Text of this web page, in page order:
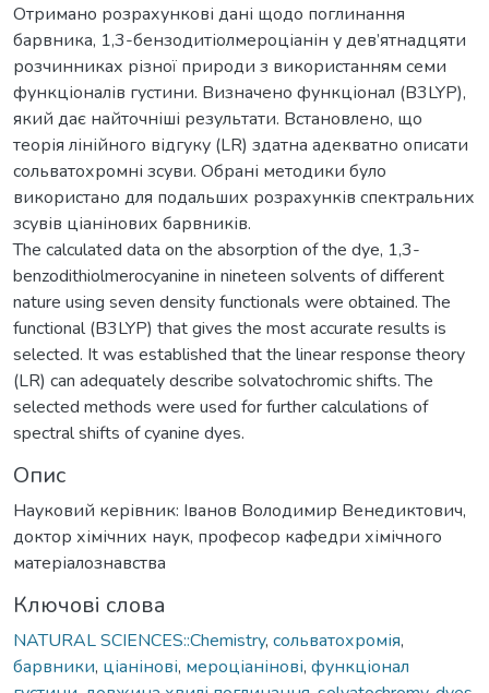
Отримано розрахункові дані щодо поглинання
барвника, 1,3-бензодитіолмероціанін у дев’ятнадцяти
розчинниках різної природи з використанням семи
функціоналів густини. Визначено функціонал (B3LYP),
який дає найточніші результати. Встановлено, що
теорія лінійного відгуку (LR) здатна адекватно описати
сольватохромні зсуви. Обрані методики було
використано для подальших розрахунків спектральних
зсувів ціанінових барвників.
The calculated data on the absorption of the dye, 1,3-
benzodithiolmerocyanine in nineteen solvents of different
nature using seven density functionals were obtained. The
functional (B3LYP) that gives the most accurate results is
selected. It was established that the linear response theory
(LR) can adequately describe solvatochromic shifts. The
selected methods were used for further calculations of
spectral shifts of cyanine dyes.
Опис
Науковий керівник: Іванов Володимир Венедиктович,
доктор хімічних наук, професор кафедри хімічного
матеріалознавства
Ключові слова
NATURAL SCIENCES::Chemistry, сольватохромія,
барвники, ціанінові, мерoціанінові, функціонал